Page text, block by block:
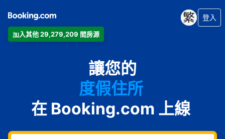
加入其他 29,279,209 間房源
登入
讓您的
公寓
飯店
度假住所
家庭旅館
B&B
在 Booking.com 上線